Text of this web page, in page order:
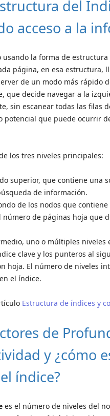
del
acceso a la
usando la forma de
página, en esa estructura,
de un modo más rápido
que decide navegar a la
sin escanear todas las filas
que puede ocurrir
los tres niveles principales:
superior, que contiene una
de información.
de los nodos que
número de páginas hoja que
uno o múltiples
clave y los punteros al
hoja. El número de niveles
el índice.
Estructura de índices y
de
y ¿cómo
índice?
es el número de niveles del